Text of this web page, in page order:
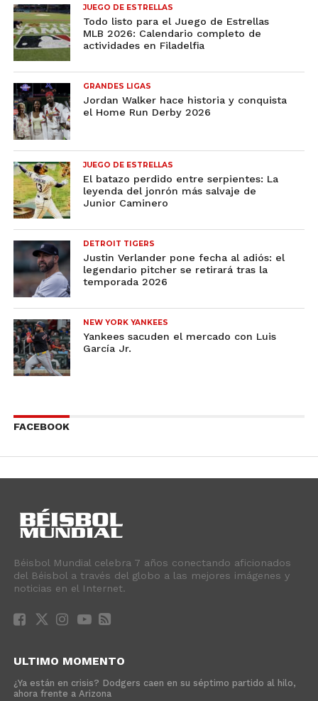
JUEGO DE ESTRELLAS
Todo listo para el Juego de Estrellas
MLB 2026: Calendario completo de
actividades en Filadelfia
GRANDES LIGAS
Jordan Walker hace historia y conquista
el Home Run Derby 2026
JUEGO DE ESTRELLAS
El batazo perdido entre serpientes: La
leyenda del jonrón más salvaje de
Junior Caminero
DETROIT TIGERS
Justin Verlander pone fecha al adiós: el
legendario pitcher se retirará tras la
temporada 2026
NEW YORK YANKEES
Yankees sacuden el mercado con Luis
García Jr.
FACEBOOK
Béisbol Mundial celebra 7 años conectando aficionados
del Béisbol a través del globo a las mejores imágenes y
noticias en el Internet.
ULTIMO MOMENTO
¿Ya están en crisis? Dodgers caen en su séptimo partido al hilo,
ahora frente a Arizona